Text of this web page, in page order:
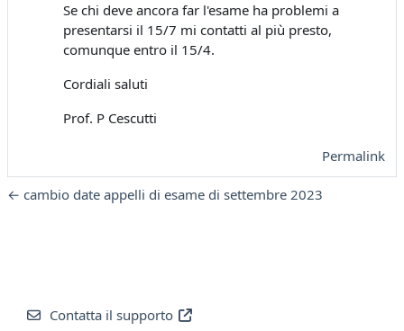
Se chi deve ancora far l'esame ha problemi a
presentarsi il 15/7 mi contatti al più presto,
comunque entro il 15/4.
Cordiali saluti
Prof. P Cescutti
Permalink
← cambio date appelli di esame di settembre 2023
Contatta il supporto